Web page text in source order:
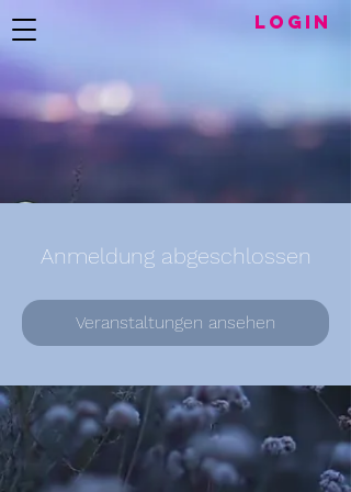
LogIN
Anmeldung abgeschlossen
Veranstaltungen ansehen